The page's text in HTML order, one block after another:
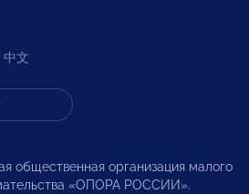
中文
общественная организация малого
«ОПОРА РОССИИ».